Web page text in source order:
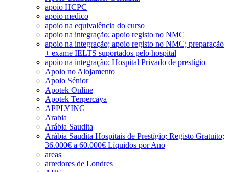
apoio HCPC
apoio medico
apoio na equivalência do curso
apoio na integração; apoio registo no NMC
apoio na integração; apoio registo no NMC; preparação
+ exame IELTS suportados pelo hospital
apoio na integração; Hospital Privado de prestígio
Apoio no Alojamento
Apoio Sénior
Apotek Online
Apotek Terpercaya
APPLYING
Arabia
Arábia Saudita
Arábia Saudita Hospitais de Prestígio; Registo Gratuito;
36.000€ a 60.000€ Líquidos por Ano
areas
arredores de Londres